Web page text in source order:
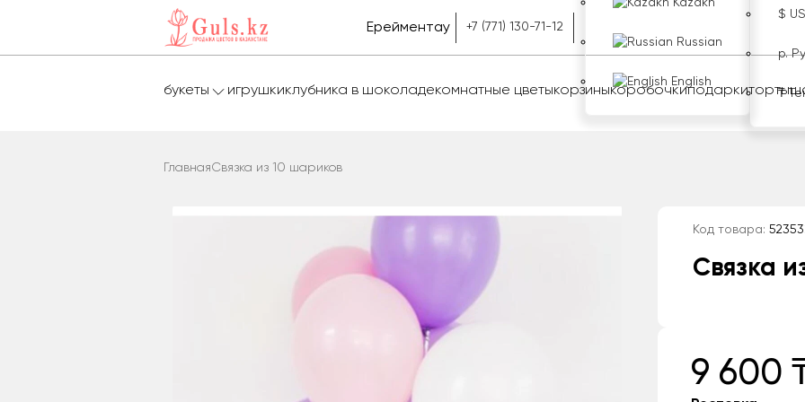
Ерейментау +7 (771) 130-71-12
Kazakh
Russian
English
$
р.
₸
букеты игрушкиклубника в шоколадекомнатные цветыкорзиныкоробочкиподаркиторты
ГлавнаяСвязка из 10 шариков
Код товара:
Связка
9 600